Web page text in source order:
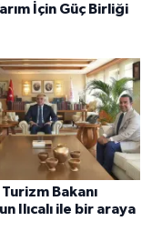
İçin Güç Birliği
Bakanı
Ilıcalı ile bir araya